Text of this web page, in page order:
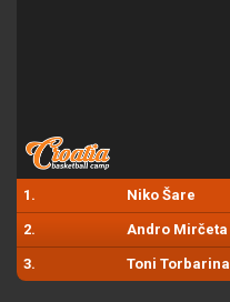
1. Niko Šare
2. Andro Mirčeta
3. Toni Torbarina